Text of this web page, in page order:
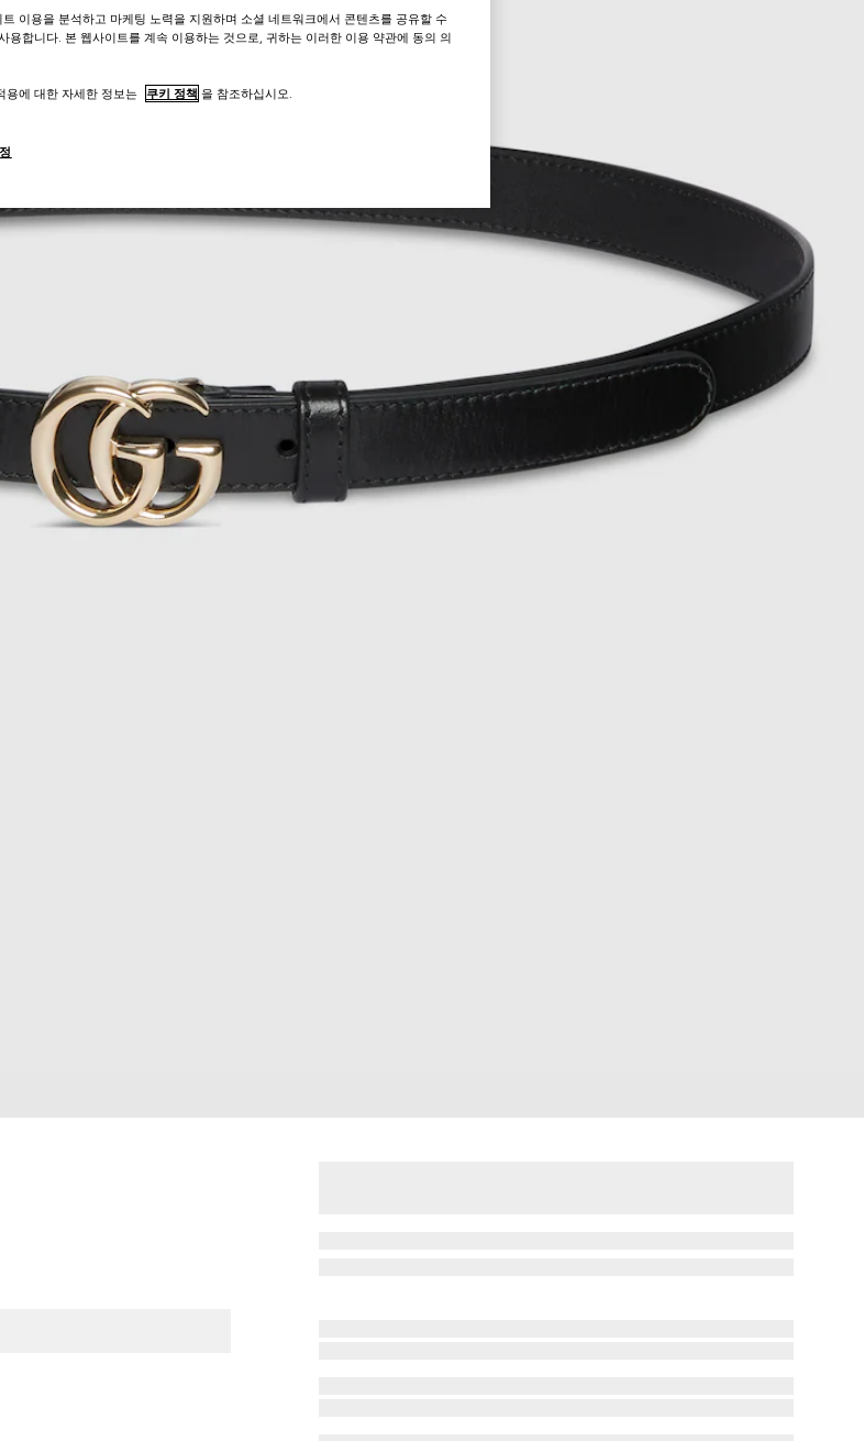
이용을 분석하고 마케팅 노력을 지원하며 소셜 네트워크에서 콘텐츠를 공유할 수
용합니다. 본 웹사이트를 계속 이용하는 것으로, 귀하는 이러한 이용 약관에 동의 의
용에 대한 자세한 정보는 쿠키 정책 을 참조하십시오.